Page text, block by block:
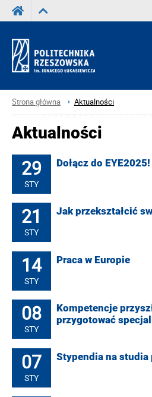
Strona główna Aktualności
Aktualności
29
STY
Dołącz do EYE2025!
21
STY
Jak przekształcić
14
STY
Praca w Europie
08
STY
Kompetencje
przygotować
07
STY
Stypendia na